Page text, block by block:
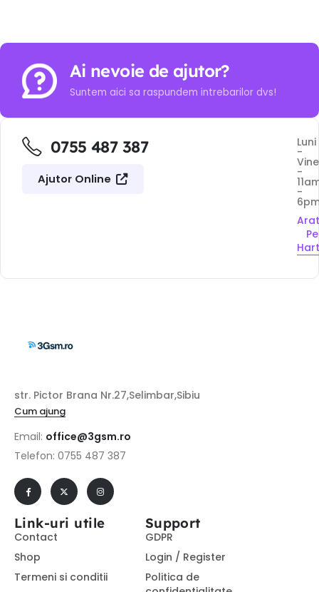
Ai nevoie de ajutor?
Suntem aici sa raspundem intrebarilor dvs!
0755 487 387
Ajutor Online
Luni
-
-
-
Pe
str. Pictor Brana Nr.27,Selimbar,Sibiu
Cum ajung
Email: office@3gsm.ro
Telefon: 0755 487 387
Link-uri utile
Contact
Shop
Termeni si conditii
Support
GDPR
Login / Register
Politica de